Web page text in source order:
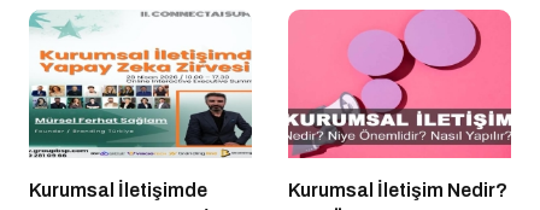
Kurumsal İletişimde
Kurumsal İletişim Nedir?